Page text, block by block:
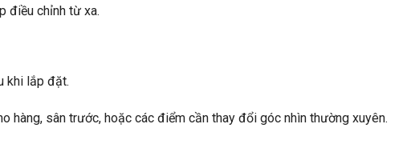
điều chỉnh từ xa.
khi lắp đặt.
hàng, sân trước, hoặc các điểm cần thay đổi góc nhìn thường xuyên.